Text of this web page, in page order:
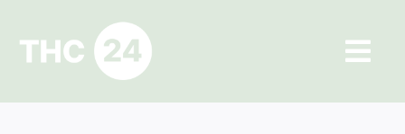
springen
Ratgeber